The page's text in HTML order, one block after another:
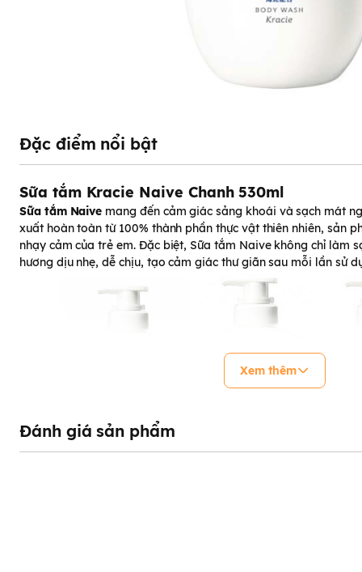
Đặc điểm nổi bật
Sữa tắm Kracie Naive Chanh 530ml
Sữa tắm Naive mang đến cảm giác sảng khoái và sạch mát
xuất hoàn toàn từ 100% thành phần thực vật thiên nhiên, sản
nhạy cảm của trẻ em. Đặc biệt, Sữa tắm Naive không chỉ làm
hương dịu nhẹ, dễ chịu, tạo cảm giác thư giãn sau mỗi lần sử
Xem thêm
Đánh giá sản phẩm